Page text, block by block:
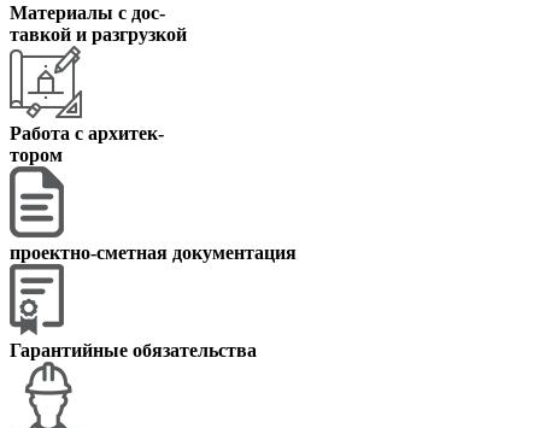
Материалы с дос-
тавкой и разгрузкой
Работа с архитек-
тором
проектно-сметная документация
Гарантийные обязательства